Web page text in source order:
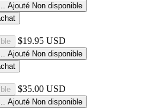
Ajouté Non disponible
$19.95 USD
Ajouté Non disponible
$35.00 USD
Ajouté Non disponible